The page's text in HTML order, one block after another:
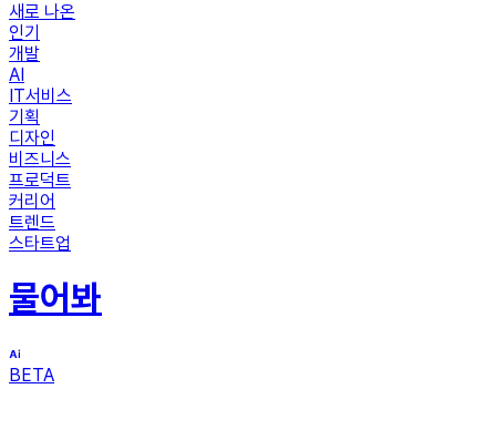
새로 나온
인기
개발
AI
IT서비스
기획
디자인
비즈니스
프로덕트
커리어
트렌드
스타트업
물어봐
BETA